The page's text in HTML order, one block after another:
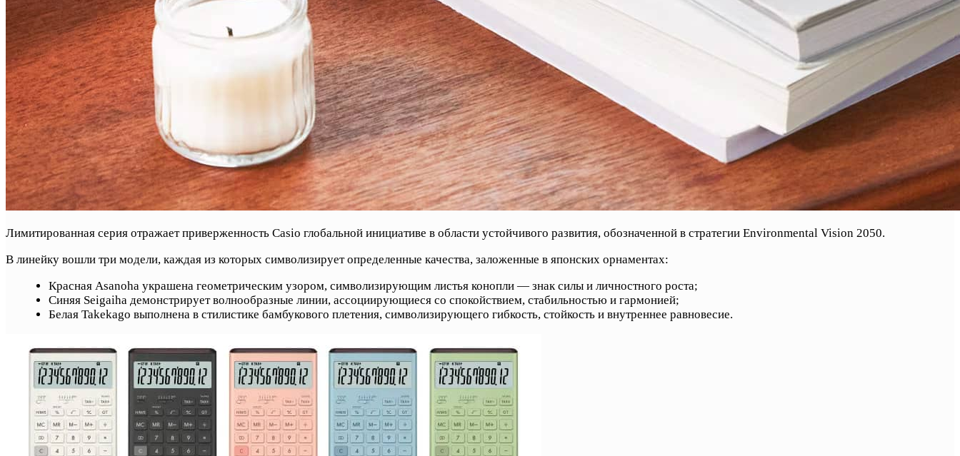
Лимитированная серия отражает приверженность Casio глобальной инициативе в области устойчивого развития, обозначенной в стратегии Environmental Vision 2050.
В линейку вошли три модели, каждая из которых символизирует определенные качества, заложенные в японских орнаментах:
Красная Asanoha украшена геометрическим узором, символизирующим листья конопли — знак силы и личностного роста;
Синяя Seigaiha демонстрирует волнообразные линии, ассоциирующиеся со спокойствием, стабильностью и гармонией;
Белая Takekago выполнена в стилистике бамбукового плетения, символизирующего гибкость, стойкость и внутреннее равновесие.